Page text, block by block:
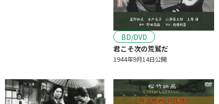
BD/DVD
君こそ次の荒鷲だ
1944年9月14日公開